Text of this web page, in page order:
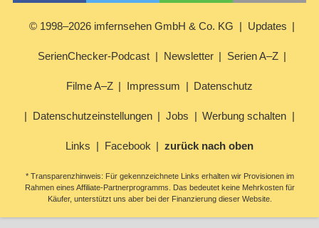
© 1998–2026 imfernsehen GmbH & Co. KG Updates
SerienChecker-Podcast Newsletter Serien A–Z
Filme A–Z Impressum Datenschutz
Datenschutzeinstellungen Jobs Werbung schalten
Links Facebook zurück nach oben
* Transparenzhinweis: Für gekennzeichnete Links erhalten wir Provisionen im
Rahmen eines Affiliate-Partnerprogramms. Das bedeutet keine Mehrkosten für
Käufer, unterstützt uns aber bei der Finanzierung dieser Website.